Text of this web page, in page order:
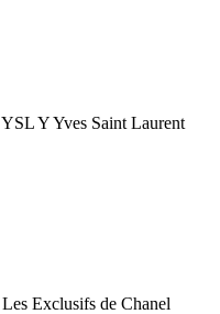
YSL YYves Saint Laurent
Les Exclusifs de Chanel